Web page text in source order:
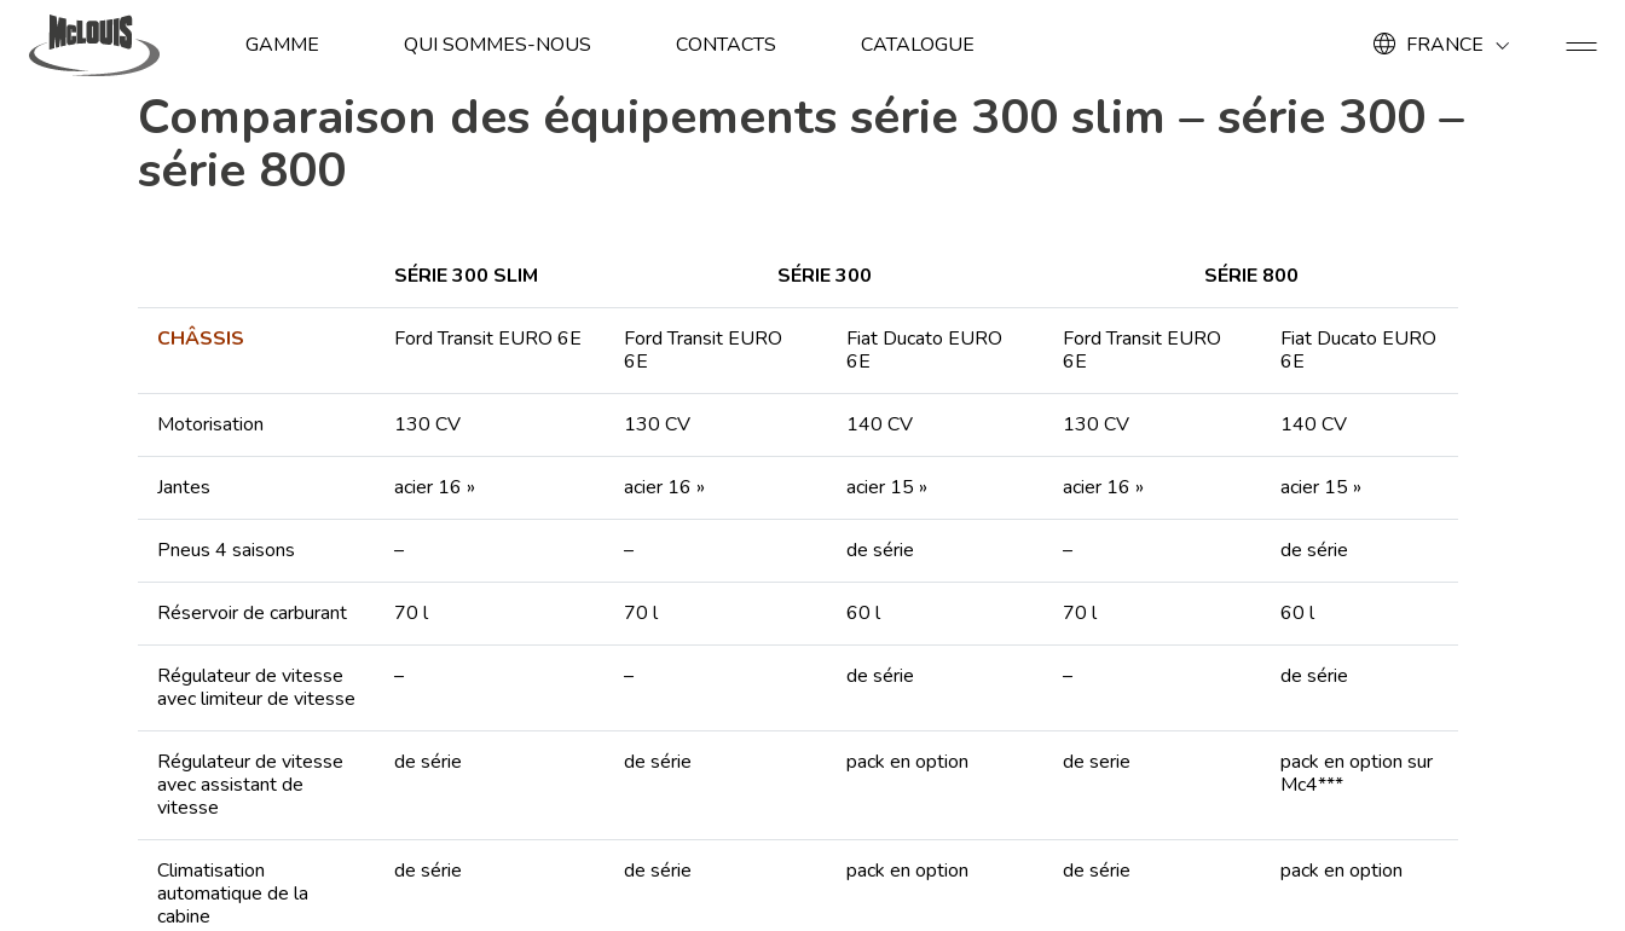
GAMME QUI SOMMES-NOUS CONTACTS CATALOGUE FRANCE
Comparaison des équipements série 300 slim – série 300 –
série 800
SÉRIE 300 SLIM SÉRIE 300 SÉRIE 800
CHÂSSIS Ford Transit EURO 6E
Ford Transit EURO
6E
Fiat Ducato EURO
6E
Ford Transit EURO
6E
Fiat Ducato EURO
6E
Motorisation 130 CV 130 CV 140 CV 130 CV 140 CV
Jantes acier 16 » acier 16 » acier 15 » acier 16 » acier 15 »
Pneus 4 saisons – – de série – de série
Réservoir de carburant 70 l 70 l 60 l 70 l 60 l
Régulateur de vitesse
avec limiteur de vitesse
– – de série – de série
Régulateur de vitesse
avec assistant de
vitesse
de série de série pack en option de serie
pack en option sur
Mc4***
Climatisation
automatique de la
cabine
de série de série pack en option de série pack en option